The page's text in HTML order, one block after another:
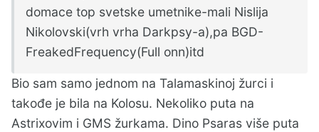
domace top svetske umetnike-mali Nislija
Nikolovski(vrh vrha Darkpsy-a),pa BGD-
FreakedFrequency(Full onn)itd
Bio sam samo jednom na Talamaskinoj žurci i
takođe je bila na Kolosu. Nekoliko puta na
Astrixovim i GMS žurkama. Dino Psaras više puta